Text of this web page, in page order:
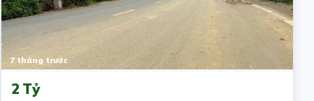
7 tháng trước
2 Tỷ